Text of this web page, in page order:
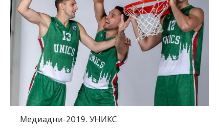
Медиадни-2019. УНИКС